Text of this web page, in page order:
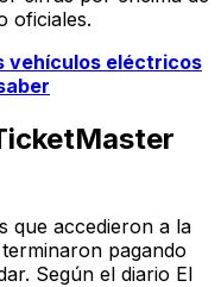
oficiales.
vehículos eléctricos
que accedieron a la
pagando
Según el diario El